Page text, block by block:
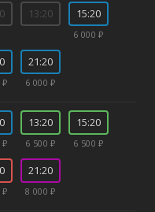
13:20 15:20
6 000 ₽
₽
21:20
6 000 ₽
₽
13:20
6 500 ₽
15:20
6 500 ₽
₽
21:20
8 000 ₽